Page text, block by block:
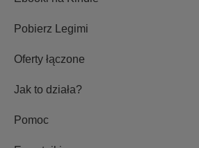
Pobierz Legimi
Oferty łączone
Jak to działa?
Pomoc